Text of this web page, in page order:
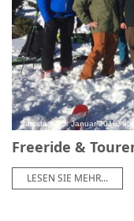
Samstag, 20. Januar 2018,
Freeride &
LESEN SIE MEHR...